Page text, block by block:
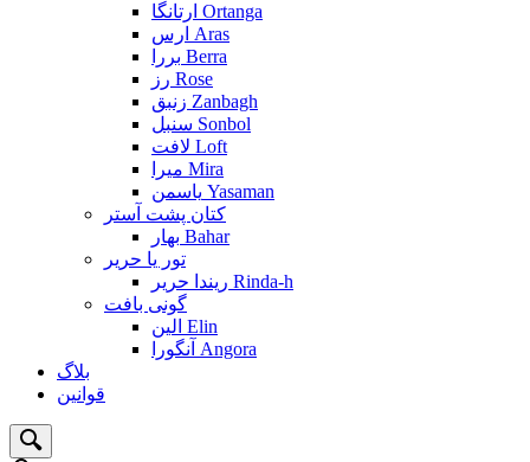
ارتانگا Ortanga
ارس Aras
بررا Berra
رز Rose
زنبق Zanbagh
سنبل Sonbol
لافت Loft
میرا Mira
یاسمن Yasaman
کتان پشت آستر
بهار Bahar
تور یا حریر
ریندا حریر Rinda-h
گونی بافت
الین Elin
آنگورا Angora
بلاگ
قوانین